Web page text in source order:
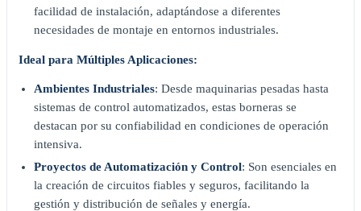
facilidad de instalación, adaptándose a diferentes
necesidades de montaje en entornos industriales.
Ideal para Múltiples Aplicaciones:
Ambientes Industriales: Desde maquinarias pesadas hasta
sistemas de control automatizados, estas borneras se
destacan por su confiabilidad en condiciones de operación
intensiva.
Proyectos de Automatización y Control: Son esenciales en
la creación de circuitos fiables y seguros, facilitando la
gestión y distribución de señales y energía.